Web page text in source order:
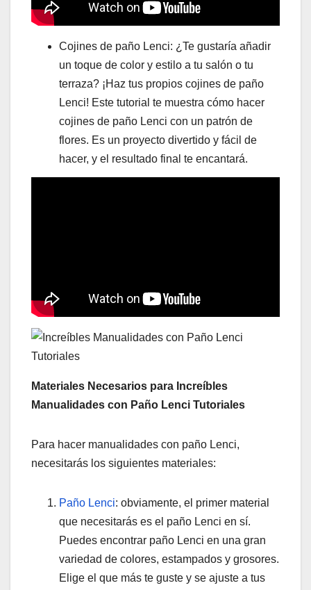
Cojines de paño Lenci: ¿Te gustaría añadir
un toque de color y estilo a tu salón o tu
terraza? ¡Haz tus propios cojines de paño
Lenci! Este tutorial te muestra cómo hacer
cojines de paño Lenci con un patrón de
flores. Es un proyecto divertido y fácil de
hacer, y el resultado final te encantará.
Materiales Necesarios para Increíbles
Manualidades con Paño Lenci Tutoriales
Para hacer manualidades con paño Lenci,
necesitarás los siguientes materiales:
Paño Lenci: obviamente, el primer material
que necesitarás es el paño Lenci en sí.
Puedes encontrar paño Lenci en una gran
variedad de colores, estampados y grosores.
Elige el que más te guste y se ajuste a tus